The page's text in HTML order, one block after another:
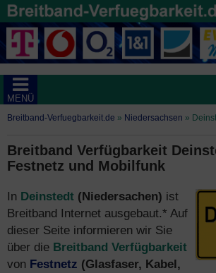
MENÜ
Breitband-Verfuegbarkeit.de » Niedersachsen »
Breitband Verfügbarkeit
Festnetz und Mobilfunk
In Deinstedt (Niedersachen) ist
Breitband Internet ausgebaut.* Auf
dieser Seite informieren wir Sie
über die Breitband Verfügbarkeit
von Festnetz (Glasfaser, Kabel,